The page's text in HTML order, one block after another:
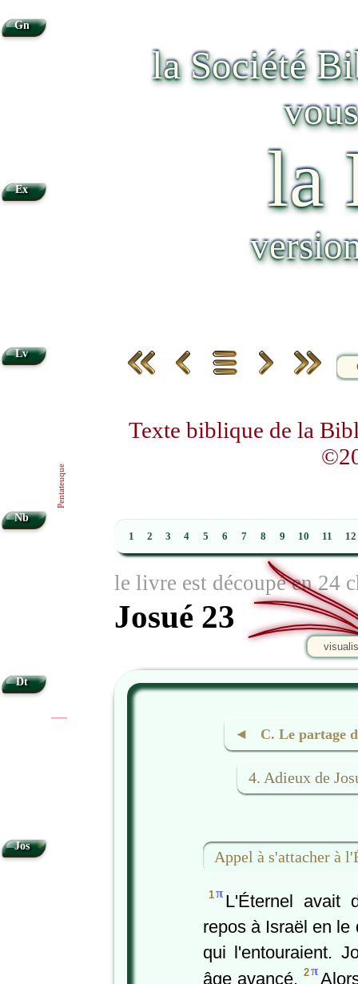
la Société
la
Texte biblique de la
1 2 3 4 5 6 7 8 9 10 11 12
le livre est découpé en 24
Josué 23
◄ C. Le partage
4. Adieux de
Appel à s'attacher à
1π L'Éternel avait
repos à Israël en le
qui l'entouraient.
âge avancé. 2π
Gn
Ex
Lv
Nb
Dt
Jos
Pentateuque
•